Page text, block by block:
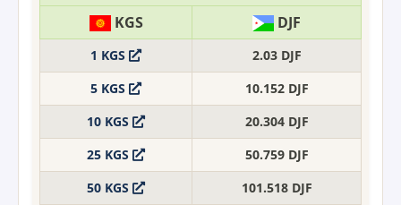
KGS
DJF
1 KGS
2.03 DJF
5 KGS
10.152 DJF
10 KGS
20.304 DJF
25 KGS
50.759 DJF
50 KGS
101.518 DJF